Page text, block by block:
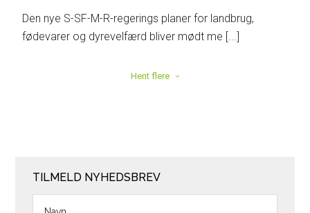
Den nye S-SF-M-R-regerings planer for landbrug,
fødevarer og dyrevelfærd bliver mødt me [...]
Hent flere
TILMELD NYHEDSBREV